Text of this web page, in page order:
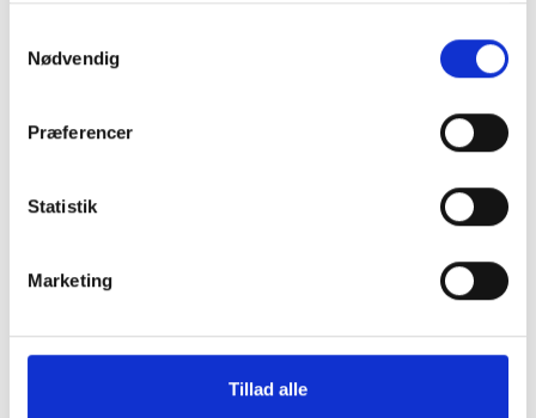
Nødvendig
Præferencer
Statistik
Marketing
Tillad alle